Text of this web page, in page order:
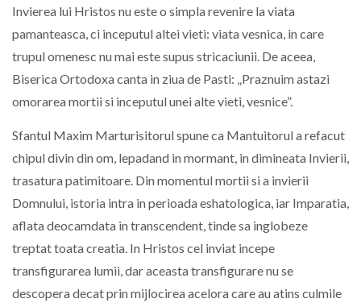
Invierea lui Hristos nu este o simpla revenire la viata
pamanteasca, ci inceputul altei vieti: viata vesnica, in care
trupul omenesc nu mai este supus stricaciunii. De aceea,
Biserica Ortodoxa canta in ziua de Pasti: „Praznuim astazi
omorarea mortii si inceputul unei alte vieti, vesnice”.
Sfantul Maxim Marturisitorul spune ca Mantuitorul a refacut
chipul divin din om, lepadand in mormant, in dimineata Invierii,
trasatura patimitoare. Din momentul mortii si a invierii
Domnului, istoria intra in perioada eshatologica, iar Imparatia,
aflata deocamdata in transcendent, tinde sa inglobeze
treptat toata creatia. In Hristos cel inviat incepe
transfigurarea lumii, dar aceasta transfigurare nu se
descopera decat prin mijlocirea acelora care au atins culmile